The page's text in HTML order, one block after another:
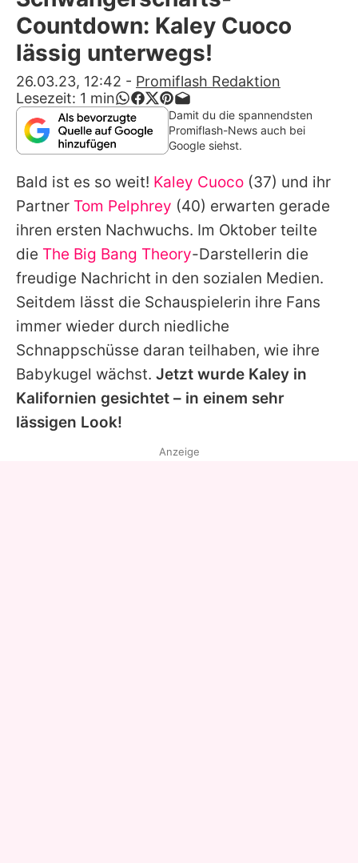
Alle Themen auf Promiflash
App runterladen
Team
Redaktionelle Richtlinien
Impressum
Datenschutzerklärung
Nutzungsbedingungen
Utiq verwalten
Countdown: Kaley Cuoco
lässig unterwegs!
26.03.23, 12:42 - Promiflash Redaktion
Lesezeit: 1 min
Damit du die spannendsten
Promiflash-News auch bei
Google siehst.
Bald ist es so weit! Kaley Cuoco (37) und ihr
Partner Tom Pelphrey (40) erwarten gerade
ihren ersten Nachwuchs. Im Oktober teilte
die The Big Bang Theory-Darstellerin die
freudige Nachricht in den sozialen Medien.
Seitdem lässt die Schauspielerin ihre Fans
immer wieder durch niedliche
Schnappschüsse daran teilhaben, wie ihre
Babykugel wächst. Jetzt wurde Kaley in
Kalifornien gesichtet – in einem sehr
lässigen Look!
Anzeige